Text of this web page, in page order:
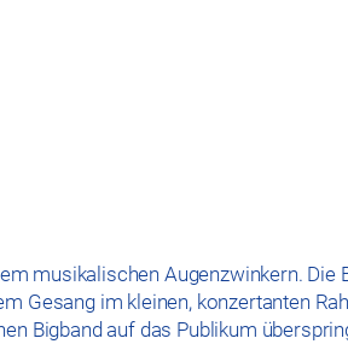
musikalischen Augenzwinkern. Die
Gesang im kleinen, konzertanten
Bigband auf das Publikum